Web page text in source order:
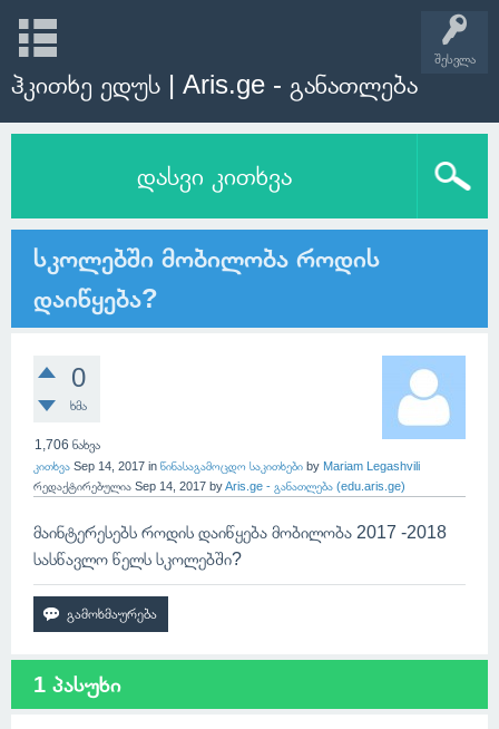
შესვლა
ჰკითხე ედუს | Aris.ge - განათლება
დასვი კითხვა
სკოლებში მობილობა როდის
დაიწყება?
0
ხმა
1,706 ნახვა
კითხვა Sep 14, 2017 in წინასაგამოცდო საკითხები by Mariam Legashvili
რედაქტირებულია Sep 14, 2017 byAris.ge - განათლება (edu.aris.ge)
მაინტერესებს როდის დაიწყება მობილობა 2017 -2018
სასწავლო წელს სკოლებში?
1 პასუხი